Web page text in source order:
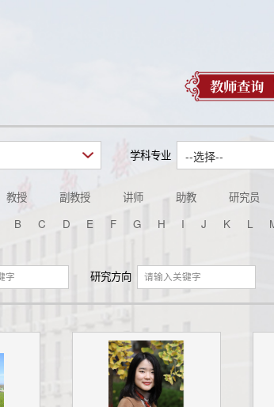
教师查询
学科专业 --选择--
教授 副教授 讲师 助教 研究员
级实验师 高级实验师 实验师 高级工程
B C D E F G H I J K L
研究方向